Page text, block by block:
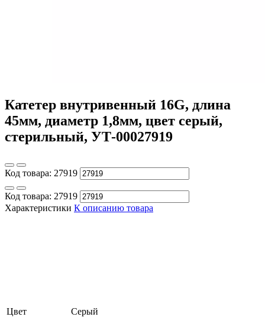
Катетер внутривенный 16G, длина
45мм, диаметр 1,8мм, цвет серый,
стерильный, УТ-00027919
Код товара: 27919
Код товара: 27919
Характеристики К описанию товара
Цвет
Серый